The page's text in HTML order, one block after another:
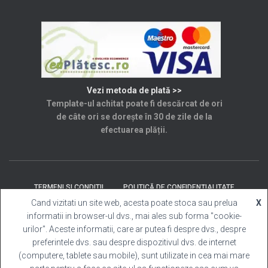
Vezi metoda de plată >>
Template-ul achitat poate fi descărcat de ori
de câte ori se dorește în 30 de zile de la
efectuarea plății.
TERMENI SI CONDITII POLITICĂ DE CONFIDENȚIALITATE
SOLUȚIONAREA LITIGIILOR ANPC CONTACT
Template Cabina Foto| Copyright © 2025 Toate
Cand vizitati un site web, acesta poate stoca sau prelua
informatii in browser-ul dvs., mai ales sub forma "cookie-
urilor". Aceste informatii, care ar putea fi despre dvs., despre
preferintele dvs. sau despre dispozitivul dvs. de internet
(computere, tablete sau mobile), sunt utilizate in cea mai mare
X